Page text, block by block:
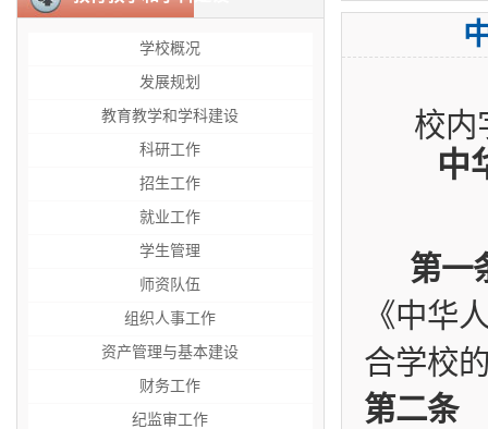
学校概况
发展规划
教育教学和学科建设
科研工作
招生工作
就业工作
学生管理
师资队伍
组织人事工作
资产管理与基本建设
财务工作
纪监审工作
校内
中
第一
《中华
合学校
第二条